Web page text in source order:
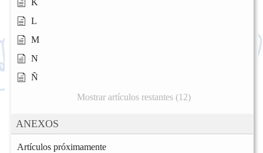
K
L
M
N
Ñ
Mostrar artículos restantes (12)
ANEXOS
Artículos próximamente